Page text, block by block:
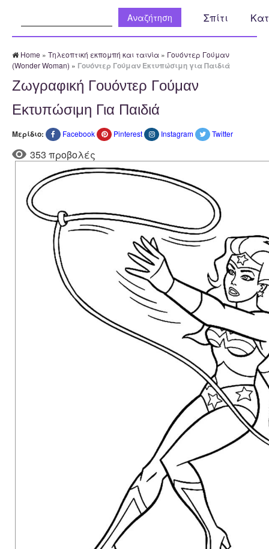
Σπίτι
Home » Τηλεοπτική εκπομπή και ταινία » Γουόντερ Γούμαν
(Wonder Woman) » Γουόντερ Γούμαν Εκτυπώσιμη για Παιδιά
Ζωγραφική Γουόντερ Γούμαν
Εκτυπώσιμη Για Παιδιά
Μερίδιο: Facebook Pinterest Instagram Twitter
353 προβολές